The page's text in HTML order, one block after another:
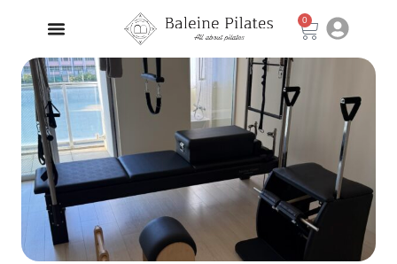
0